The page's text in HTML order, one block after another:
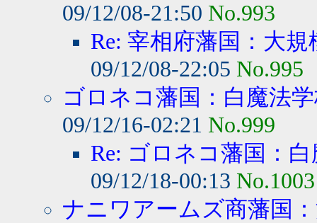
09/12/08-21:50 No.993
Re: 宰相府藩国：大規
09/12/08-22:05 No.995
ゴロネコ藩国：白魔法
09/12/16-02:21 No.999
Re: ゴロネコ藩国：
09/12/18-00:13 No.1003
ナニワアームズ商藩国